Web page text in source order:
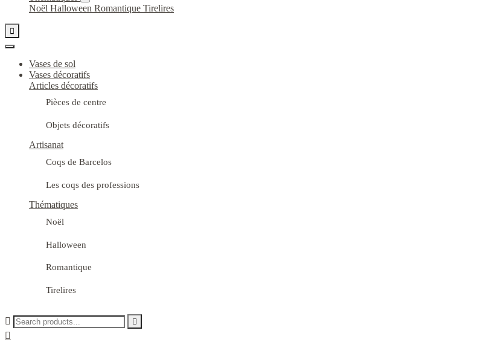
Noël Halloween Romantique Tirelires

Vases de sol
Vases décoratifs
Articles décoratifs
Pièces de centre
Objets décoratifs
Artisanat
Coqs de Barcelos
Les coqs des professions
Thématiques
Noël
Halloween
Romantique
Tirelires
 
